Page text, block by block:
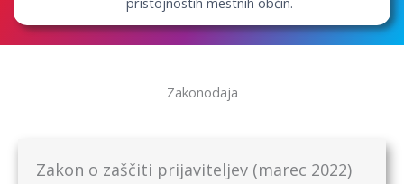
Zakonodaja
Zakon o zaščiti prijaviteljev (marec 2022)